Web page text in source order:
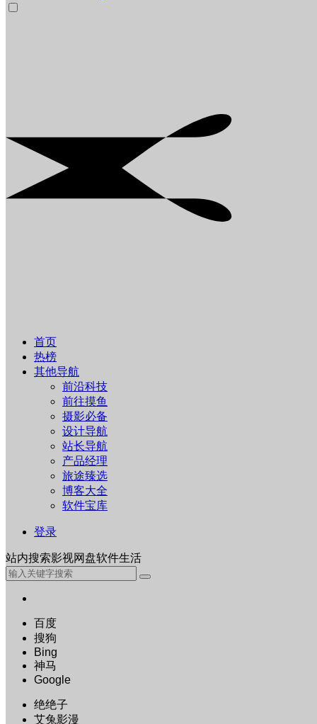
首页
热榜
其他导航
前沿科技
前往摸鱼
摄影必备
设计导航
站长导航
产品经理
旅途臻选
博客大全
软件宝库
登录
站内搜索影视网盘软件生活
百度
搜狗
Bing
神马
Google
绝绝子
艾兔影漫